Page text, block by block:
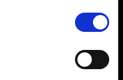
Rispondiamo a tutte le tue